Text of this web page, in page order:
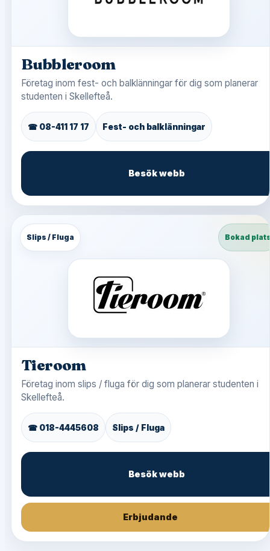
Bubbleroom
Företag inom fest- och balklänningar för dig som planerar
studenten i Skellefteå.
☎ 08-411 17 17 Fest- och balklänningar
Besök webb
Slips / Fluga Bokad
Tieroom
Företag inom slips / fluga för dig som planerar studenten i
Skellefteå.
☎ 018-4445608 Slips / Fluga
Besök webb
Erbjudande